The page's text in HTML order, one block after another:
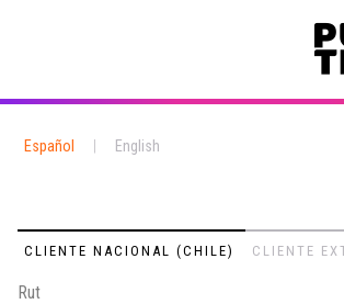
Español English
CLIENTE NACIONAL (CHILE) CLIENTE
Rut